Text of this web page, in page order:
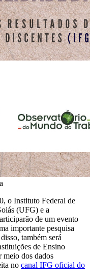
o Instituto Federal de
(UFG) e a
de um evento
importante pesquisa
também será
de Ensino
dos dados
no canal IFG oficial do